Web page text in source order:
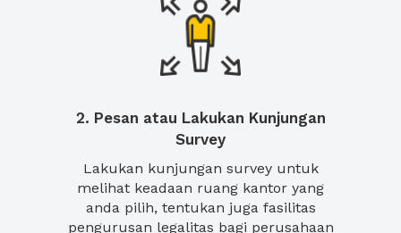
2. Pesan atau Lakukan Kunjungan
Survey
Lakukan kunjungan survey untuk
melihat keadaan ruang kantor yang
anda pilih, tentukan juga fasilitas
pengurusan legalitas bagi perusahaan